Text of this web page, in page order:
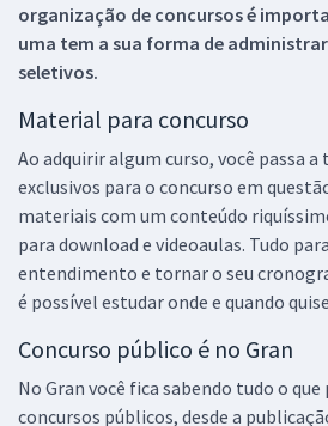
organização de concursos é
uma tem a sua forma de
seletivos.
Material para concurso
Ao adquirir algum curso, você passa
exclusivos para o concurso em
materiais com um conteúdo
para download e videoaulas. Tudo
entendimento e tornar o seu
é possível estudar onde e quando
Concurso público é no Gran
No Gran você fica sabendo tudo o que
concursos públicos, desde a